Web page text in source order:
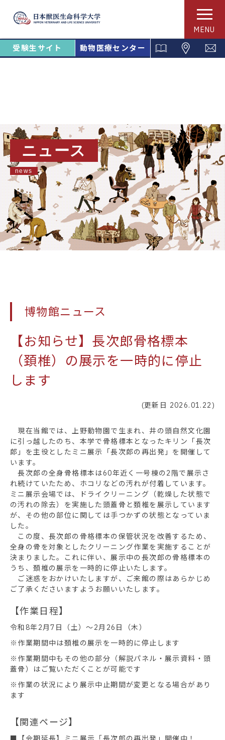
MENU
受験生サイト 動物医療センター
ニュース
news
博物館ニュース
【お知らせ】長次郎骨格標本
（頚椎）の展示を一時的に停止
します
(更新日 2026.01.22)
現在当館では、上野動物園で生まれ、井の頭自然文化園
に引っ越したのち、本学で骨格標本となったキリン「長次
郎」を主役としたミニ展示「長次郎の再出発」を開催して
います。
長次郎の全身骨格標本は60年近く一号棟の2階で展示さ
れ続けていたため、ホコリなどの汚れが付着しています。
ミニ展示会場では、ドライクリーニング（乾燥した状態で
の汚れの除去）を実施した頭蓋骨と頚椎を展示しています
が、その他の部位に関しては手つかずの状態となっていま
した。
この度、長次郎の骨格標本の保管状況を改善するため、
全身の骨を対象としたクリーニング作業を実施することが
決まりました。これに伴い、展示中の長次郎の骨格標本の
うち、頚椎の展示を一時的に停止いたします。
ご迷惑をおかけいたしますが、ご来館の際はあらかじめ
ご了承くださいますようお願いいたします。
【作業日程】
令和8年2月7日（土）～2月26日（木）
※作業期間中は頚椎の展示を一時的に停止します
※作業期間中もその他の部分（解説パネル・展示資料・頭
蓋骨）はご覧いただくことが可能です
※作業の状況により展示中止期間が変更となる場合があり
ます
【関連ページ】